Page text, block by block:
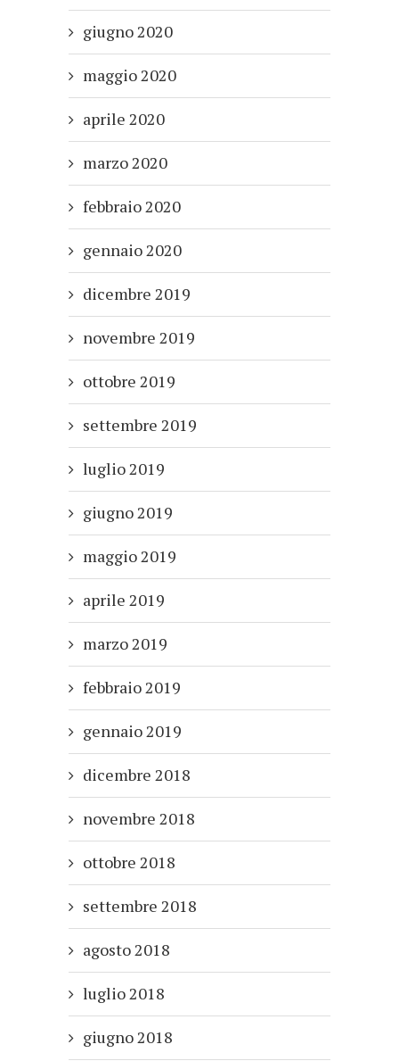
giugno 2020
maggio 2020
aprile 2020
marzo 2020
febbraio 2020
gennaio 2020
dicembre 2019
novembre 2019
ottobre 2019
settembre 2019
luglio 2019
giugno 2019
maggio 2019
aprile 2019
marzo 2019
febbraio 2019
gennaio 2019
dicembre 2018
novembre 2018
ottobre 2018
settembre 2018
agosto 2018
luglio 2018
giugno 2018